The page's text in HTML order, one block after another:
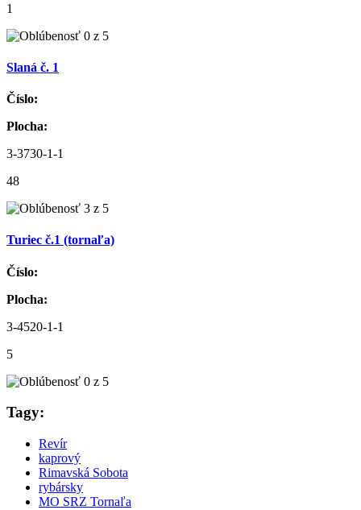
1
Slaná č. 1
Číslo:
Plocha:
3-3730-1-1
48
Turiec č.1 (tornaľa)
Číslo:
Plocha:
3-4520-1-1
5
Tagy:
Revír
kaprový
Rimavská Sobota
rybársky
MO SRZ Tornaľa